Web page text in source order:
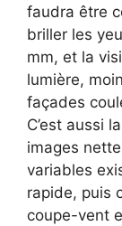
faudra être
briller les
mm, et la
lumière,
façades
C’est aussi
images
variables
rapide, puis
coupe-vent